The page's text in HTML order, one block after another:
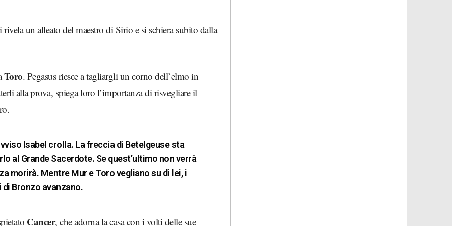
rivela un alleato del maestro di Sirio e si schiera subito dalla
Toro. Pegasus riesce a tagliargli un corno dell’elmo in
alla prova, spiega loro l’importanza di risvegliare il
Isabel crolla. La freccia di Betelgeuse sta
al Grande Sacerdote. Se quest’ultimo non verrà
morirà. Mentre Mur e Toro vegliano su di lei, i
di Bronzo avanzano.
Cancer, che adorna la casa con i volti delle sue